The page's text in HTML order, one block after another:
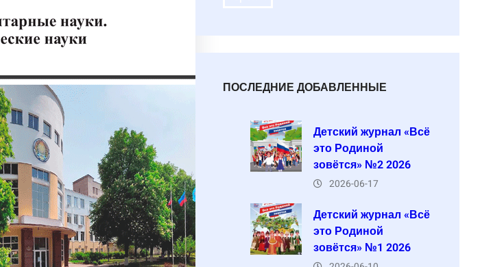
ПОСЛЕДНИЕ ДОБАВЛЕННЫЕ
Детский журнал «Всё
это Родиной
зовётся» №2 2026
2026-06-17
Детский журнал «Всё
это Родиной
зовётся» №1 2026